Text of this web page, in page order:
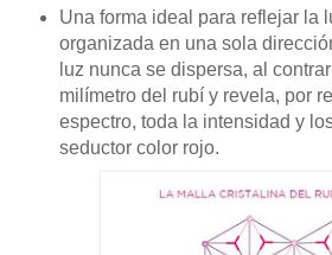
Una forma ideal para reflejar la
organizada en una sola
luz nunca se dispersa, al
milímetro del rubí y revela, por
espectro, toda la intensidad y
seductor color rojo.